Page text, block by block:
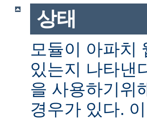
상태
모듈이 아파치
있는지 나타낸
을 사용하기위
경우가 있다.